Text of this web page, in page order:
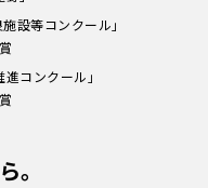
設等コンクール」
コンクール」
。